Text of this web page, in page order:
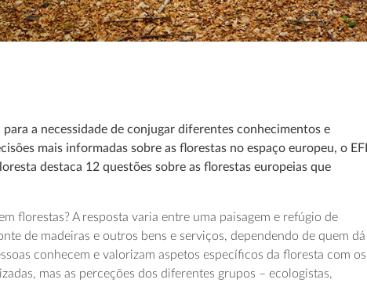
a necessidade de conjugar diferentes conhecimentos e
mais informadas sobre as florestas no espaço europeu, o EFI
destaca 12 questões sobre as florestas europeias que
florestas? A resposta varia entre uma paisagem e refúgio de
de madeiras e outros bens e serviços, dependendo de quem dá
conhecem e valorizam aspetos específicos da floresta com os
mas as perceções dos diferentes grupos – ecologistas,